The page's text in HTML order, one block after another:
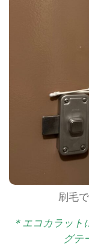
刷毛
＊エコカラッ
グテ